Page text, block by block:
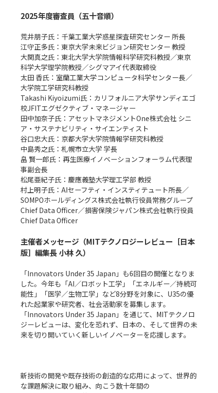
2025年度審査員（五十音順）
荒井朋子氏：千葉工業大学惑星探査研究センター 所長
江守正多氏：東京大学未来ビジョン研究センター 教授
大関真之氏：東北大学大学院情報科学研究科教授／東京
科学大学理学院教授／シグマアイ代表取締役
太田 香氏：室蘭工業大学コンピュータ科学センター長／
大学院工学研究科教授
Takashi Kiyoizumi氏：カリフォルニア大学サンディエゴ
校JFITエグゼクティブ・マネージャー
田中加奈子氏：アセットマネジメントOne株式会社 シニ
ア・サステナビリティ・サイエンティスト
谷口忠大氏：京都大学大学院情報学研究科教授
中島秀之氏：札幌市立大学 学長
畠 賢一郎氏：再生医療イノベーションフォーラム代表理
事副会長
松尾亜紀子氏：慶應義塾大学理工学部 教授
村上明子氏：AIセーフティ・インスティテュート所長／
SOMPOホールディングス株式会社執行役員常務グループ
Chief Data Officer／損害保険ジャパン株式会社執行役員
Chief Data Officer
主催者メッセージ（MITテクノロジーレビュー［日本
版］編集長 小林 久）
「Innovators Under 35 Japan」も6回目の開催となりま
した。今年も「AI／ロボット工学」「エネルギー／持続可
能性」「医学／生物工学」など8分野を対象に、U35の優
れた起業家や研究者、社会活動家を募集します。
「Innovators Under 35 Japan」を通じて、MITテクノロ
ジーレビューは、変化を恐れず、日本の、そして世界の未
来を切り開いていく新しいイノベーターを応援します。
新技術の開発や既存技術の創造的な応用によって、世界的
な課題解決に取り組み、向こう数十年間の